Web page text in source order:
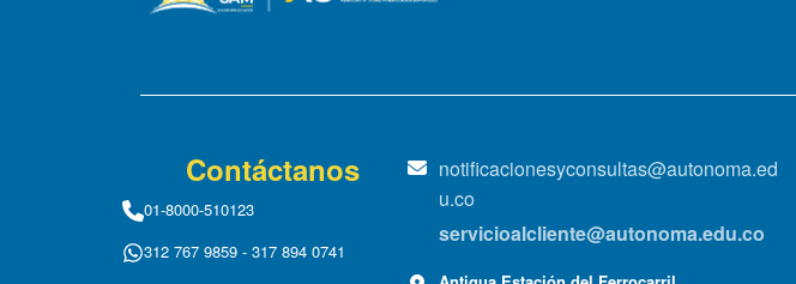
Contáctanos
01-8000-510123
312 767 9859 - 317 894 0741
notificacionesyconsultas@autonoma.ed
u.co
servicioalcliente@autonoma.edu.co